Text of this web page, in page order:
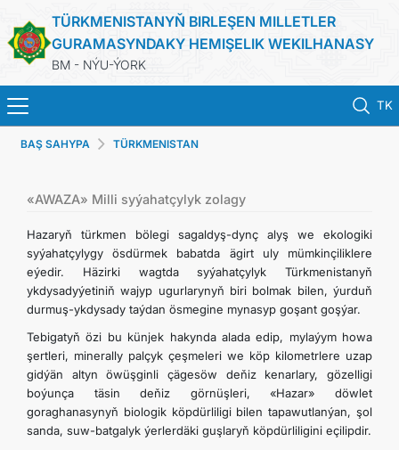
TÜRKMENISTANYŇ BIRLEŞEN MILLETLER
GURAMASYNDAKY HEMIŞELIK WEKILHANASY
BM - NÝU-ÝORK
TK
BAŞ SAHYPA
HABARLAR
TÜRKMENISTAN
BIRLEŞEN MILLETLER GURAMASY
ILERI TUTULÝAN GARAÝYŞLAR
ÇYKYŞLAR WE RESMINAMALAR
DIPLOMATIÝA
BAŞ SAHYPA TÜRKMENISTAN
«AWAZA» Milli syýahatçylyk zolagy
Hazaryň türkmen bölegi sagaldyş-dynç alyş we ekologiki
syýahatçylygy ösdürmek babatda ägirt uly mümkinçiliklere
eýedir. Häzirki wagtda syýahatçylyk Türkmenistanyň
ykdysadyýetiniň wajyp ugurlarynyň biri bolmak bilen, ýurduň
durmuş-ykdysady taýdan ösmegine mynasyp goşant goşýar.
Tebigatyň özi bu künjek hakynda alada edip, mylaýym howa
şertleri, minerally palçyk çeşmeleri we köp kilometrlere uzap
gidýän altyn öwüşginli çägesöw deňiz kenarlary, gözelligi
boýunça täsin deňiz görnüşleri, «Hazar» döwlet
goraghanasynyň biologik köpdürliligi bilen tapawutlanýan, şol
sanda, suw-batgalyk ýerlerdäki guşlaryň köpdürliligini eçilipdir.